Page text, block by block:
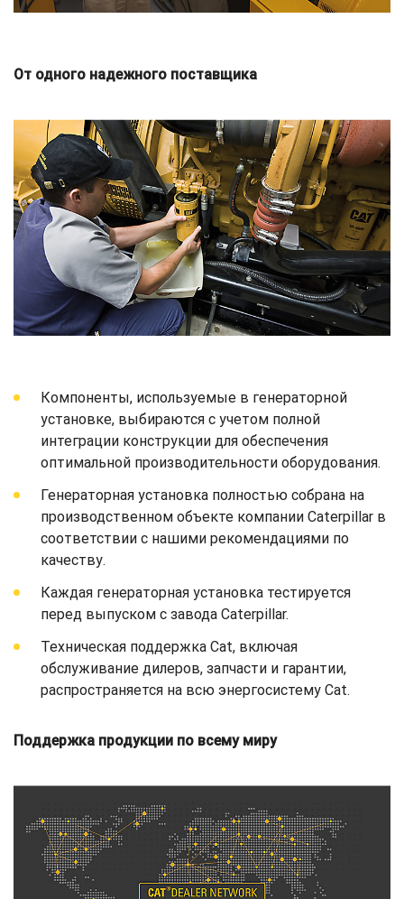
От одного надежного поставщика
Компоненты, используемые в генераторной
установке, выбираются с учетом полной
интеграции конструкции для обеспечения
оптимальной производительности оборудования.
Генераторная установка полностью собрана на
производственном объекте компании Caterpillar в
соответствии с нашими рекомендациями по
качеству.
Каждая генераторная установка тестируется
перед выпуском с завода Caterpillar.
Техническая поддержка Cat, включая
обслуживание дилеров, запчасти и гарантии,
распространяется на всю энергосистему Cat.
Поддержка продукции по всему миру